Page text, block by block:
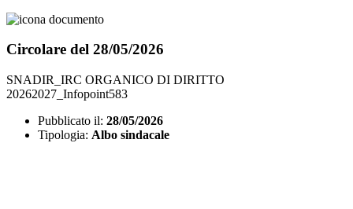
Circolare del 28/05/2026
SNADIR_IRC ORGANICO DI DIRITTO
20262027_Infopoint583
Pubblicato il: 28/05/2026
Tipologia: Albo sindacale